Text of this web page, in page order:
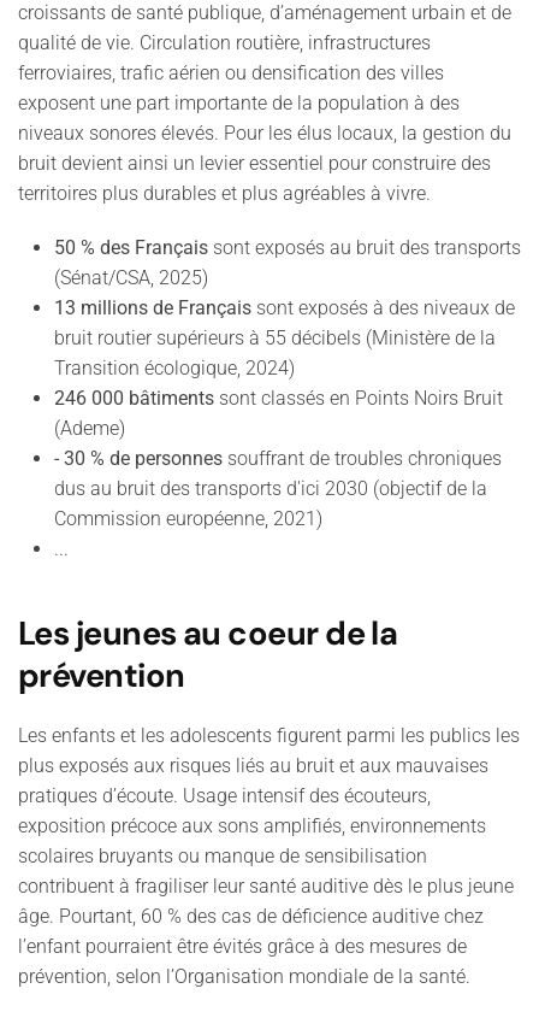
croissants de santé publique, d’aménagement urbain et de
qualité de vie. Circulation routière, infrastructures
ferroviaires, trafic aérien ou densification des villes
exposent une part importante de la population à des
niveaux sonores élevés. Pour les élus locaux, la gestion du
bruit devient ainsi un levier essentiel pour construire des
territoires plus durables et plus agréables à vivre.
50 % des Français sont exposés au bruit des transports
(Sénat/CSA, 2025)
13 millions de Français sont exposés à des niveaux de
bruit routier supérieurs à 55 décibels (Ministère de la
Transition écologique, 2024)
246 000 bâtiments sont classés en Points Noirs Bruit
(Ademe)
- 30 % de personnes souffrant de troubles chroniques
dus au bruit des transports d'ici 2030 (objectif de la
Commission européenne, 2021)
...
Les jeunes au coeur de la
prévention
Les enfants et les adolescents figurent parmi les publics les
plus exposés aux risques liés au bruit et aux mauvaises
pratiques d’écoute. Usage intensif des écouteurs,
exposition précoce aux sons amplifiés, environnements
scolaires bruyants ou manque de sensibilisation
contribuent à fragiliser leur santé auditive dès le plus jeune
âge. Pourtant, 60 % des cas de déficience auditive chez
l’enfant pourraient être évités grâce à des mesures de
prévention, selon l’Organisation mondiale de la santé.